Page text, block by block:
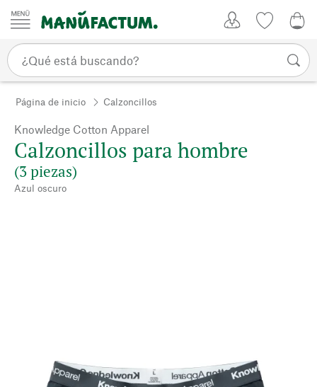
Ir al contenido
Página de inicio Calzoncillos
Knowledge Cotton Apparel
Calzoncillos para hombre
(3 piezas)
Azul oscuro